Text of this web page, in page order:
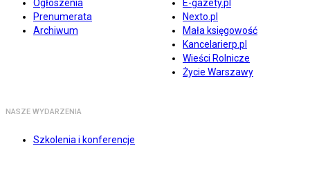
Ogłoszenia
Prenumerata
Archiwum
E-gazety.pl
Nexto.pl
Mała księgowość
Kancelarierp.pl
Wieści Rolnicze
Życie Warszawy
NASZE WYDARZENIA
Szkolenia i konferencje